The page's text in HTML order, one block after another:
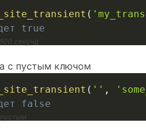
(
true
секунд
с пустым ключом
( '' ,
false